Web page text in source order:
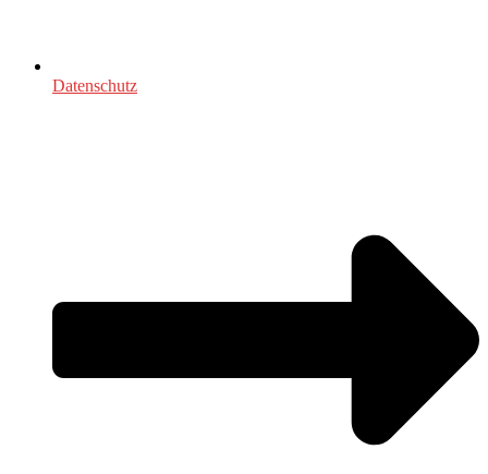
Datenschutz